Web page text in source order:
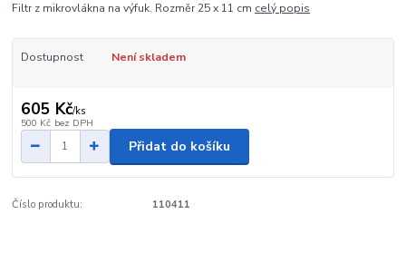
Filtr z mikrovlákna na výfuk. Rozměr 25 x 11 cm celý popis
Dostupnost Není skladem
605 Kč/ks
500 Kč bez DPH
Přidat do košíku
Číslo produktu: 110411